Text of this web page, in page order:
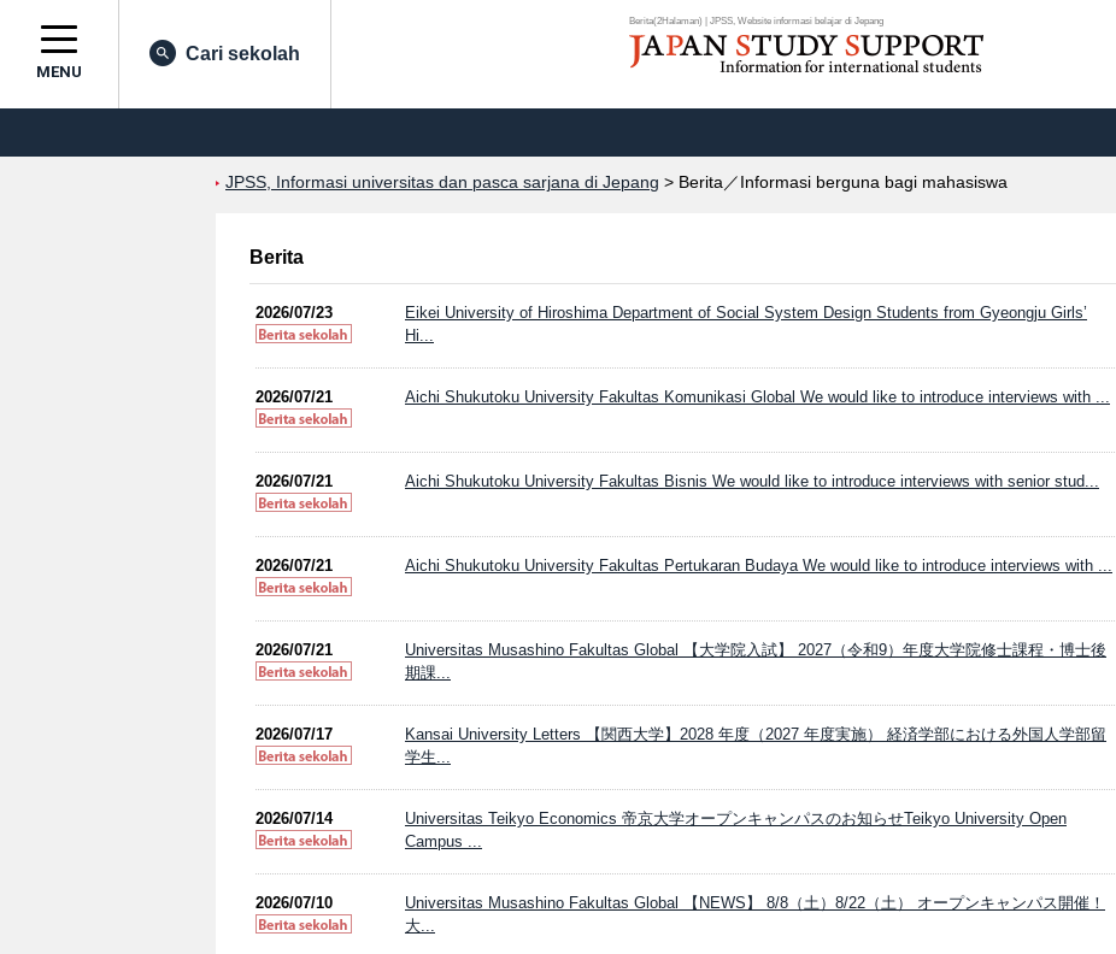
Berita(2Halaman) | JPSS, Website informasi belajar di Jepang
MENU
Cari sekolah
JPSS, Informasi universitas dan pasca sarjana di Jepang > Berita／Informasi berguna bagi mahasiswa
Berita
2026/07/23
Eikei University of Hiroshima Department of Social System Design Students from Gyeongju Girls’
Hi...
2026/07/21 Aichi Shukutoku University Fakultas Komunikasi Global We would like to introduce interviews with ...
2026/07/21 Aichi Shukutoku University Fakultas Bisnis We would like to introduce interviews with senior stud...
2026/07/21 Aichi Shukutoku University Fakultas Pertukaran Budaya We would like to introduce interviews with ...
2026/07/21
Universitas Musashino Fakultas Global 【大学院入試】 2027（令和9）年度大学院修士課程・博士後
期課...
2026/07/17
Kansai University Letters 【関西大学】2028 年度（2027 年度実施） 経済学部における外国人学部留
学生...
2026/07/14
Universitas Teikyo Economics 帝京大学オープンキャンパスのお知らせ​ Teikyo University Open
Campus ...
2026/07/10
Universitas Musashino Fakultas Global 【NEWS】 8/8（土）8/22（土） オープンキャンパス開催！
大...